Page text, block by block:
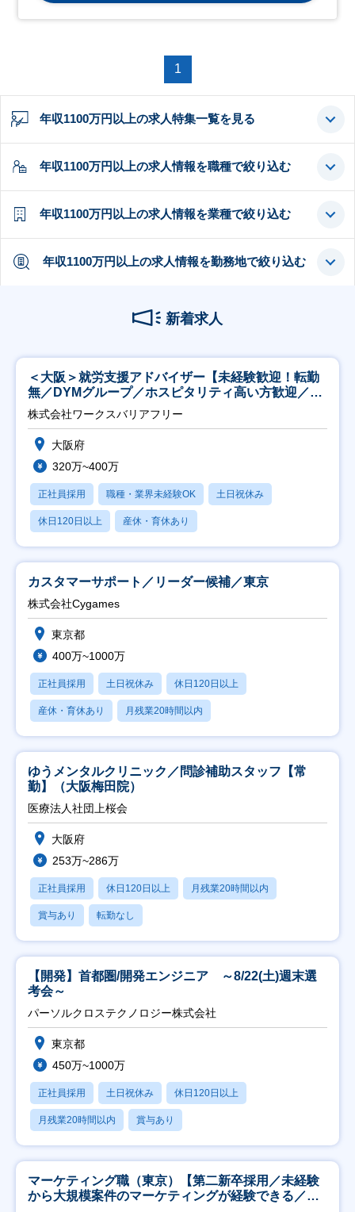
1
年収1100万円以上の求人特集一覧を見る
年収1100万円以上の求人情報を職種で絞り込む
年収1100万円以上の求人情報を業種で絞り込む
年収1100万円以上の求人情報を勤務地で絞り込む
新着求人
＜大阪＞就労支援アドバイザー【未経験歓迎！転勤
無／DYMグループ／ホスピタリティ高い方歓迎／土
日祝】
株式会社ワークスバリアフリー
大阪府
320万~400万
正社員採用 職種・業界未経験OK 土日祝休み
休日120日以上 産休・育休あり
カスタマーサポート／リーダー候補／東京
株式会社Cygames
東京都
400万~1000万
正社員採用 土日祝休み 休日120日以上
産休・育休あり 月残業20時間以内
ゆうメンタルクリニック／問診補助スタッフ【常
勤】（大阪梅田院）
医療法人社団上桜会
大阪府
253万~286万
正社員採用 休日120日以上 月残業20時間以内
賞与あり 転勤なし
【開発】首都圏/開発エンジニア ～8/22(土)週末選
考会～
パーソルクロステクノロジー株式会社
東京都
450万~1000万
正社員採用 土日祝休み 休日120日以上
月残業20時間以内 賞与あり
マーケティング職（東京）【第二新卒採用／未経験
から大規模案件のマーケティングが経験できる／研